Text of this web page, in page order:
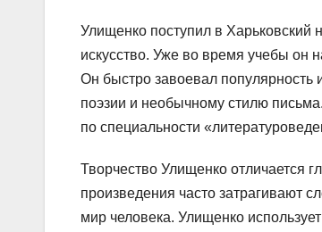
Улищенко поступил в Харьковский
искусство. Уже во время учебы он
Он быстро завоевал популярность
поэзии и необычному стилю
по специальности
Творчество Улищенко отличается
произведения часто затрагивают
мир человека. Улищенко